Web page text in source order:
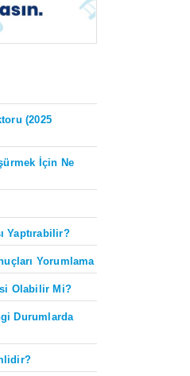
(2025
İçin Ne
Yaptırabilir?
Yorumlama
Olabilir Mi?
Durumlarda